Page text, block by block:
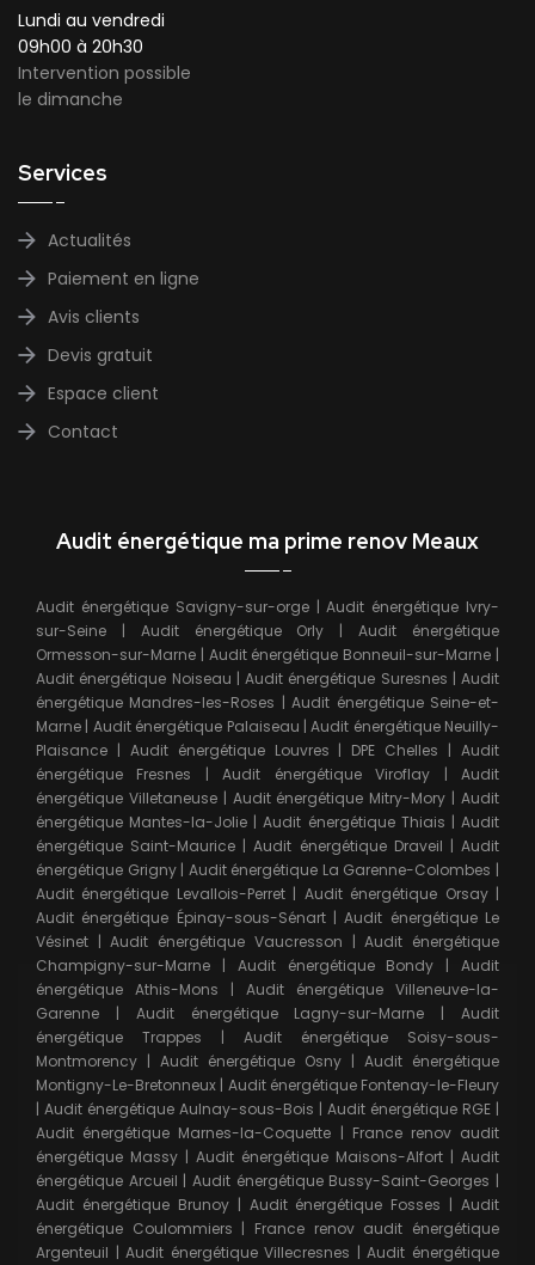
Lundi au vendredi
09h00 à 20h30
Intervention possible
le dimanche
Audit énergétique ma prime renov Meaux
Audit énergétique Savigny-sur-orge|Audit énergétique Ivry-
sur-Seine | Audit énergétique Orly |Audit énergétique
Ormesson-sur-Marne | Audit énergétique Bonneuil-sur-Marne |
Audit énergétique Noiseau | Audit énergétique Suresnes | Audit
énergétique Mandres-les-Roses |Audit énergétique Seine-et-
Marne | Audit énergétique Palaiseau |Audit énergétique Neuilly-
Plaisance | Audit énergétique Louvres | DPE Chelles |Audit
énergétique Fresnes |Audit énergétique Viroflay |Audit
énergétique Villetaneuse| Audit énergétique Mitry-Mory |Audit
énergétique Mantes-la-Jolie |Audit énergétique Thiais |Audit
énergétique Saint-Maurice |Audit énergétique Draveil |Audit
énergétique Grigny| Audit énergétique La Garenne-Colombes |
Audit énergétique Levallois-Perret| Audit énergétique Orsay|
Audit énergétique Épinay-sous-Sénart|Audit énergétique Le
Vésinet |Audit énergétique Vaucresson |Audit énergétique
Champigny-sur-Marne | Audit énergétique Bondy |Audit
énergétique Athis-Mons | Audit énergétique Villeneuve-la-
Garenne | Audit énergétique Lagny-sur-Marne |Audit
énergétique Trappes | Audit énergétique Soisy-sous-
Montmorency | Audit énergétique Osny | Audit énergétique
Montigny-Le-Bretonneux | Audit énergétique Fontenay-le-Fleury
| Audit énergétique Aulnay-sous-Bois | Audit énergétique RGE |
Audit énergétique Marnes-la-Coquette | France renov audit
énergétique Massy | Audit énergétique Maisons-Alfort | Audit
énergétique Arcueil |Audit énergétique Bussy-Saint-Georges |
Audit énergétique Brunoy| Audit énergétique Fosses | Audit
énergétique Coulommiers | France renov audit énergétique
Argenteuil |Audit énergétique Villecresnes |Audit énergétique
Services
Actualités
Paiement en ligne
Avis clients
Devis gratuit
Espace client
Contact